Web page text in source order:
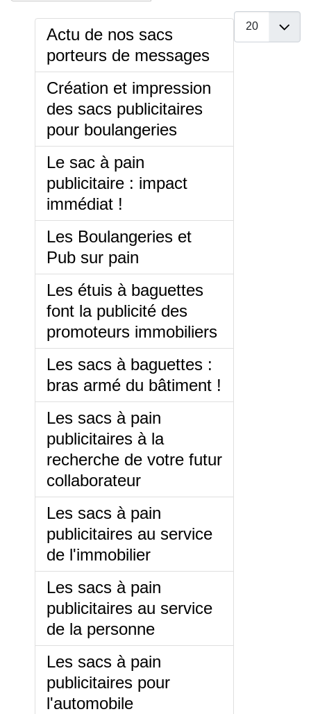
Afficher #
Actu de nos sacs
porteurs de messages
Création et impression
des sacs publicitaires
pour boulangeries
Le sac à pain
publicitaire : impact
immédiat !
Les Boulangeries et
Pub sur pain
Les étuis à baguettes
font la publicité des
promoteurs immobiliers
Les sacs à baguettes :
bras armé du bâtiment !
Les sacs à pain
publicitaires à la
recherche de votre futur
collaborateur
Les sacs à pain
publicitaires au service
de l'immobilier
Les sacs à pain
publicitaires au service
de la personne
Les sacs à pain
publicitaires pour
l'automobile